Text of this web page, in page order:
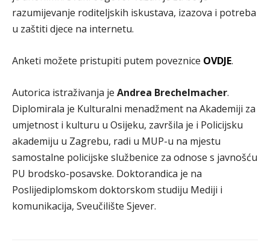
razumijevanje roditeljskih iskustava, izazova i potreba
u zaštiti djece na internetu.
Anketi možete pristupiti putem poveznice OVDJE.
Autorica istraživanja je Andrea Brechelmacher.
Diplomirala je Kulturalni menadžment na Akademiji za
umjetnost i kulturu u Osijeku, završila je i Policijsku
akademiju u Zagrebu, radi u MUP-u na mjestu
samostalne policijske službenice za odnose s javnošću
PU brodsko-posavske. Doktorandica je na
Poslijediplomskom doktorskom studiju Mediji i
komunikacija, Sveučilište Sjever.